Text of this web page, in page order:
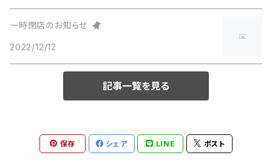
一時閉店のお知らせ
2022/12/12
記事一覧を見る
保存 シェア LINE ポスト